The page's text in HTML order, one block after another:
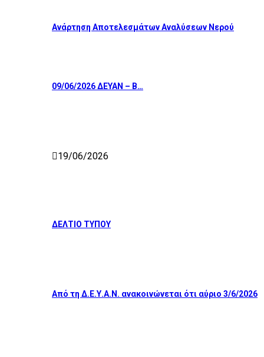
Ανάρτηση Αποτελεσμάτων Αναλύσεων Νερού
09/06/2026 ΔΕΥΑΝ – Β…
19/06/2026
ΔΕΛΤΙΟ ΤΥΠΟΥ
Από τη Δ.Ε.Υ.Α.Ν. ανακοινώνεται ότι αύριο 3/6/2026